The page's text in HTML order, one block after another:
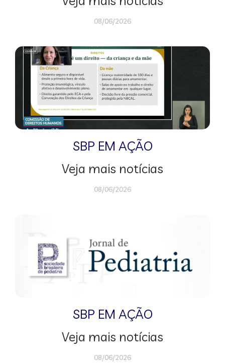
08/06/2026
SBP EM AÇÃO
Veja mais notícias
08/06/2026
SBP EM AÇÃO
Veja mais notícias
08/06/2026